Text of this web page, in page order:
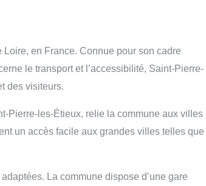
en France. Connue pour son cadre
le transport et l’accessibilité, Saint-Pierre-
des visiteurs.
Pierre-les-Étieux, relie la commune aux villes
un accès facile aux grandes villes telles que
La commune dispose d’une gare